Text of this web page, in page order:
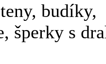
budíky,
šperky s